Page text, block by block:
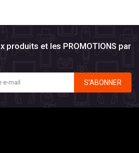
produits et les PROMOTIONS par
S’ABONNER